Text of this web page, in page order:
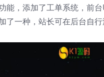
能，添加了工单系统，前
了一种，站长可在后台自